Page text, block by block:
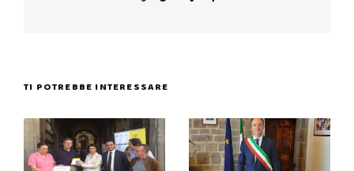
TI POTREBBE INTERESSARE